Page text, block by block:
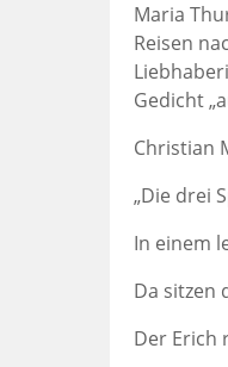
Maria
Reisen
Gedicht
Christian
„Die drei
In einem
Da sitzen
Der Erich